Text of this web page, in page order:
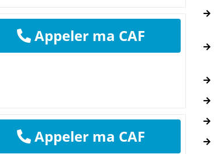
Appeler ma CAF
Appeler ma CAF